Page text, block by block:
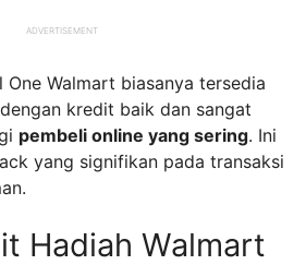
ADVERTISEMENT
Walmart biasanya tersedia
kredit baik dan sangat
pembeli online yang sering. Ini
yang signifikan pada transaksi
Hadiah Walmart